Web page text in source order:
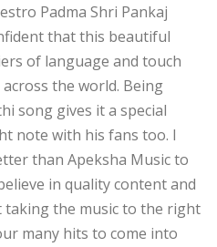
Padma Shri Pankaj
that this beautiful
of language and touch
the world. Being
song gives it a special
note with his fans too. I
than Apeksha Music to
in quality content and
taking the music to the right
many hits to come into